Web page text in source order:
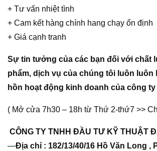
+ Tư vấn nhiệt tình
+ Cam kết hàng chính hang chạy ổn định
+ Giá cạnh tranh
Sự tin tưởng của các bạn đối với chất
phẩm, dịch vụ của chúng tôi luôn luôn
hồn hoạt động kinh doanh của công ty
( Mở cửa 7h30 – 18h từ Thứ 2-thứ7 >>
CÔNG TY TNHH ĐẦU TƯ KỸ THUẬT
—Địa chỉ : 182/13/40/16 Hồ Văn Long ,